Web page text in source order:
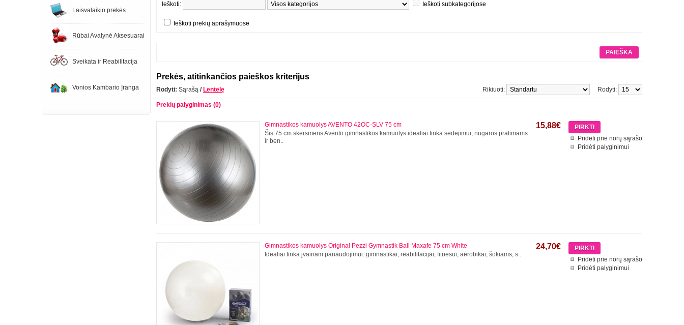
Laisvalaikio prekės
Rūbai Avalynė Aksesuarai
Sveikata ir Reabilitacija
Vonios Kambario Įranga
Ieškoti: Ieškoti subkategorijose
Ieškoti prekių aprašymuose
Prekės, atitinkančios paieškos kriterijus
Rodyti: Sąrašą / Lentelę Rodyti:
Rikiuoti:
Prekių palyginimas (0)
Pridėti prie norų sąrašo
Pridėti palyginimui
15,88€
Gimnastikos kamuolys AVENTO 42OC-SLV 75 cm
Šis 75 cm skersmens Avento gimnastikos kamuolys idealiai tinka sėdėjimui, nugaros pratimams
ir ben..
Pridėti prie norų sąrašo
Pridėti palyginimui
24,70€
Gimnastikos kamuolys Original Pezzi Gymnastik Ball Maxafe 75 cm White
Idealiai tinka įvairiam panaudojimui: gimnastikai, reabilitacijai, fitnesui, aerobikai, šokiams, s..